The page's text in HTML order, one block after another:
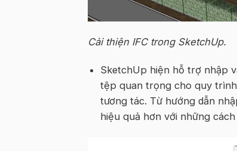
Cải thiện IFC trong SketchUp.
SketchUp hiện hỗ trợ nhập
tệp quan trọng cho quy
tương tác. Từ hướng dẫn
hiệu quả hơn với những